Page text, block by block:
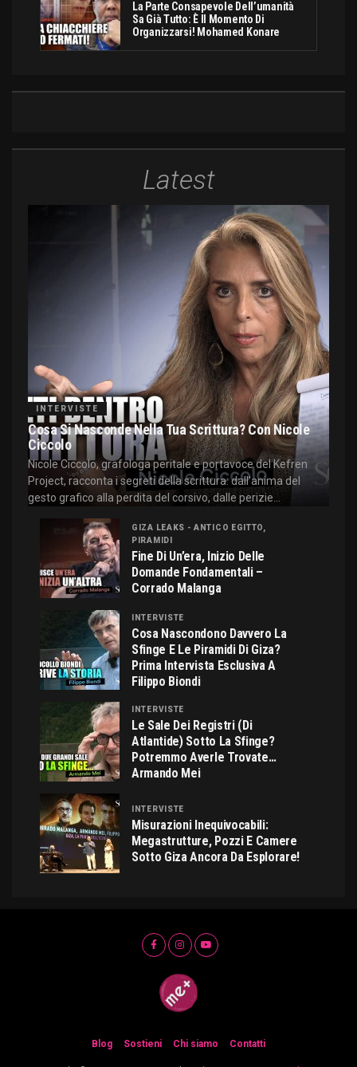
La Parte Consapevole Dell’umanità
Sa Già Tutto: È Il Momento Di
Organizzarsi! Mohamed Konare
Latest
INTERVISTE
Cosa Si Nasconde Nella Tua Scrittura? Con Nicole
Ciccolo
Nicole Ciccolo, grafologa peritale e portavoce del Kefren
Project, racconta i segreti della scrittura: dall'anima del
gesto grafico alla perdita del corsivo, dalle perizie...
GIZA LEAKS - ANTICO EGITTO,
PIRAMIDI
Fine Di Un’era, Inizio Delle
Domande Fondamentali –
Corrado Malanga
INTERVISTE
Cosa Nascondono Davvero La
Sfinge E Le Piramidi Di Giza?
Prima Intervista Esclusiva A
Filippo Biondi
INTERVISTE
Le Sale Dei Registri (di
Atlantide) Sotto La Sfinge?
Potremmo Averle Trovate…
Armando Mei
INTERVISTE
Misurazioni Inequivocabili:
Megastrutture, Pozzi E Camere
Sotto Giza Ancora Da Esplorare!
Blog Sostieni Chi siamo Contatti